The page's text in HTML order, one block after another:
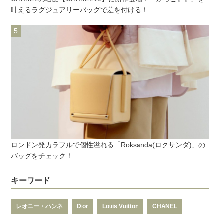
叶えるラグジュアリーバッグで差を付ける！
ロンドン発カラフルで個性溢れる「Roksanda(ロクサンダ)」の
バッグをチェック！
キーワード
レオニー・ハンネ Dior Louis Vuitton CHANEL